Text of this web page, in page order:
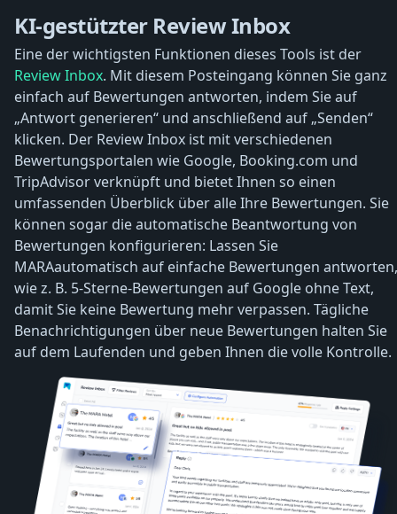
KI-gestützter Review Inbox
Eine der wichtigsten Funktionen dieses Tools ist der
Review Inbox. Mit diesem Posteingang können Sie ganz
einfach auf Bewertungen antworten, indem Sie auf
„Antwort generieren“ und anschließend auf „Senden“
klicken. Der Review Inbox ist mit verschiedenen
Bewertungsportalen wie Google, Booking.com und
TripAdvisor verknüpft und bietet Ihnen so einen
umfassenden Überblick über alle Ihre Bewertungen. Sie
können sogar die automatische Beantwortung von
Bewertungen konfigurieren: Lassen Sie
MARAautomatisch auf einfache Bewertungen antworten,
wie z. B. 5-Sterne-Bewertungen auf Google ohne Text,
damit Sie keine Bewertung mehr verpassen. Tägliche
Benachrichtigungen über neue Bewertungen halten Sie
auf dem Laufenden und geben Ihnen die volle Kontrolle.